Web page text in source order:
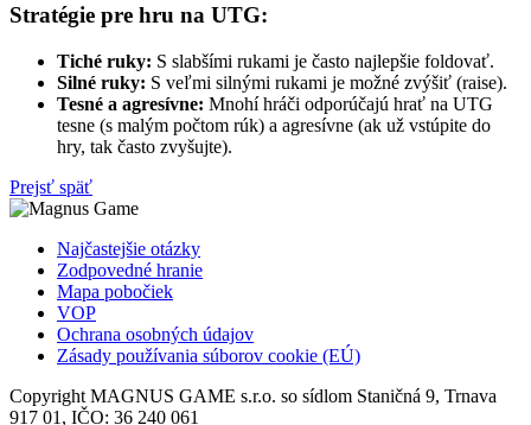
Stratégie pre hru na UTG:
Tiché ruky: S slabšími rukami je často najlepšie foldovať.
Silné ruky: S veľmi silnými rukami je možné zvýšiť (raise).
Tesné a agresívne: Mnohí hráči odporúčajú hrať na UTG
tesne (s malým počtom rúk) a agresívne (ak už vstúpite do
hry, tak často zvyšujte).
Prejsť späť
Najčastejšie otázky
Zodpovedné hranie
Mapa pobočiek
VOP
Ochrana osobných údajov
Zásady používania súborov cookie (EÚ)
Copyright MAGNUS GAME s.r.o. so sídlom Staničná 9, Trnava
917 01, IČO: 36 240 061